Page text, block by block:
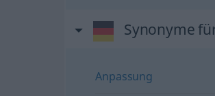
Synonyme
Anpassung